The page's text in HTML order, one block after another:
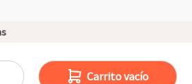
Carrito vacío